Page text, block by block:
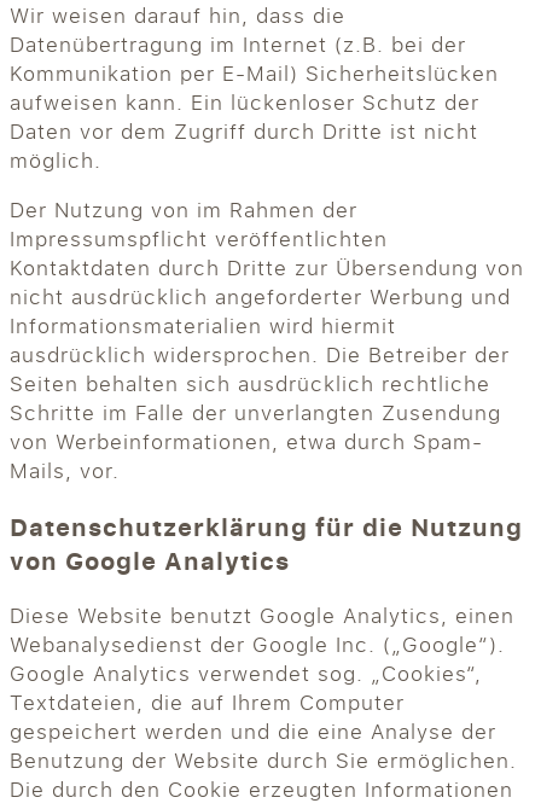
Wir weisen darauf hin, dass die
Datenübertragung im Internet (z.B. bei der
Kommunikation per E-Mail) Sicherheitslücken
aufweisen kann. Ein lückenloser Schutz der
Daten vor dem Zugriff durch Dritte ist nicht
möglich.
Der Nutzung von im Rahmen der
Impressumspflicht veröffentlichten
Kontaktdaten durch Dritte zur Übersendung von
nicht ausdrücklich angeforderter Werbung und
Informationsmaterialien wird hiermit
ausdrücklich widersprochen. Die Betreiber der
Seiten behalten sich ausdrücklich rechtliche
Schritte im Falle der unverlangten Zusendung
von Werbeinformationen, etwa durch Spam-
Mails, vor.
Datenschutzerklärung für die Nutzung
von Google Analytics
Diese Website benutzt Google Analytics, einen
Webanalysedienst der Google Inc. („Google“).
Google Analytics verwendet sog. „Cookies“,
Textdateien, die auf Ihrem Computer
gespeichert werden und die eine Analyse der
Benutzung der Website durch Sie ermöglichen.
Die durch den Cookie erzeugten Informationen